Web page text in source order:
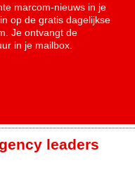
marcom-nieuws in je
in op de gratis dagelijkse
Je ontvangt de
in je mailbox.
leaders